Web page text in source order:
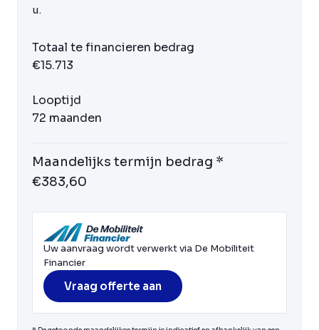
u.
Totaal te financieren bedrag
€15.713
Looptijd
72 maanden
Maandelijks termijn bedrag *
€383,60
Uw aanvraag wordt verwerkt via De Mobiliteit
Financier
Vraag offerte aan